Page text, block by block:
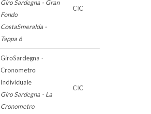
Giro Sardegna - Gran
Fondo
CostaSmeralda -
Tappa 6
CIC
GiroSardegna -
Cronometro
Individuale
Giro Sardegna - La
Cronometro
CIC